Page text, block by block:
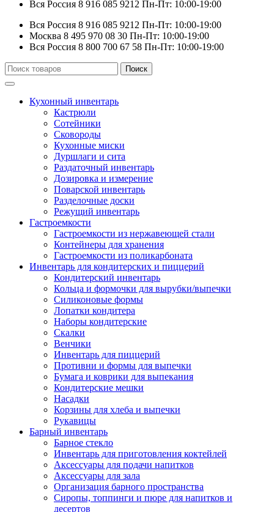
Вся Россия 8 916 085 9212 Пн-Пт: 10:00-19:00
Вся Россия 8 916 085 9212 Пн-Пт: 10:00-19:00
Москва 8 495 970 08 30 Пн-Пт: 10:00-19:00
Вся Россия 8 800 700 67 58 Пн-Пт: 10:00-19:00
Искать:
Поиск
Кухонный инвентарь
Кастрюли
Сотейники
Сковороды
Кухонные миски
Дуршлаги и сита
Раздаточный инвентарь
Дозировка и измерение
Поварской инвентарь
Разделочные доски
Режущий инвентарь
Гастроемкости
Гастроемкости из нержавеющей стали
Контейнеры для хранения
Гастроемкости из поликарбоната
Инвентарь для кондитерских и пиццерий
Кондитерский инвентарь
Кольца и формочки для вырубки/выпечки
Силиконовые формы
Лопатки кондитера
Наборы кондитерские
Скалки
Венчики
Инвентарь для пиццерий
Противни и формы для выпечки
Бумага и коврики для выпекания
Кондитерские мешки
Насадки
Корзины для хлеба и выпечки
Рукавицы
Барный инвентарь
Барное стекло
Инвентарь для приготовления коктейлей
Аксессуары для подачи напитков
Аксессуары для зала
Организация барного пространства
Сиропы, топпинги и пюре для напитков и
десертов